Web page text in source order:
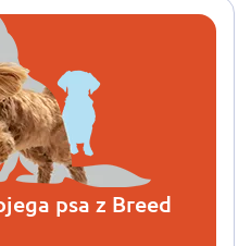
psa z Breed